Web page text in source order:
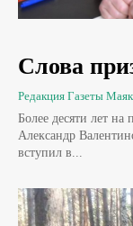
Слова
Редакция Газеты Маяк
Более десяти лет на
Александр
вступил в...